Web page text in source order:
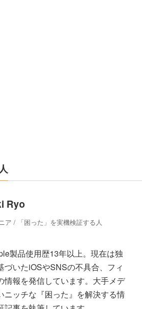
Ryo
ア / 「困った」を実機検証する人
製品使用歴13年以上。現在は独
づいたiOSやSNSの不具合、フィ
情報を発信しています。大手メデ
ニッチな『困った』を解決する情